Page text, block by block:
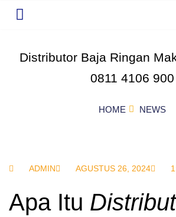
Distributor Baja Ringan
0811 4106 900
HOME NEWS
ADMIN AGUSTUS 26, 2024
Apa Itu